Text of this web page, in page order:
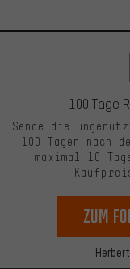
Herbert,
100 Tage
Sende die
100 Tagen nach
maximal 10
zum